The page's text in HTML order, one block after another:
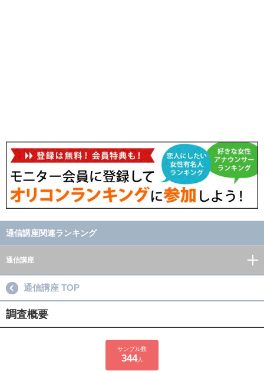
通信講座関連ランキング
通信講座
通信講座 TOP
調査概要
サンプル数
344人